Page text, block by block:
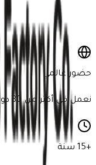
الصناعة
حضور عالمي
نعمل في أكثر من 30 دولة
+15 سنة